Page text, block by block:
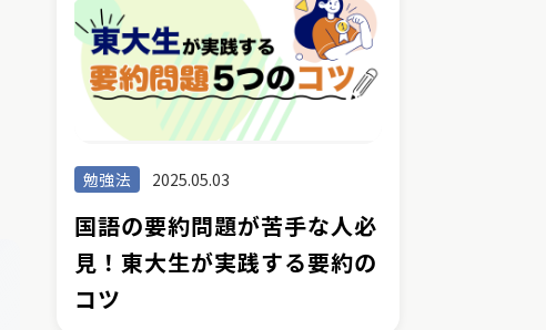
勉強法 2025.05.03
国語の要約問題が苦手な人必
見！東大生が実践する要約の
コツ